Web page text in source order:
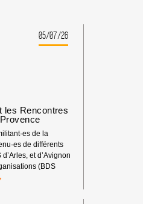
05/07/26
les Rencontres
de la
de différents
et d’Avignon
(BDS